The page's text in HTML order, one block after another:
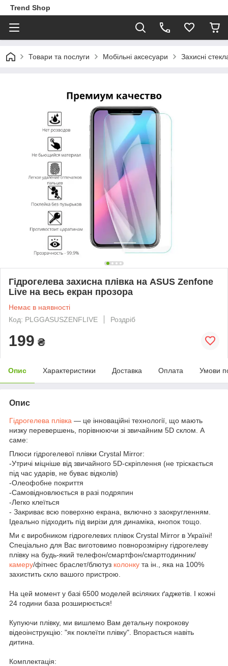
Trend Shop
Товари та послуги Мобільні аксесуари Захисні
Гідрогелева захисна плівка на ASUS Zenfone
Live на весь екран прозора
Немає в наявності
Код: PLGGASUSZENFLIVE
Роздріб
199 ₴
Опис Характеристики Доставка Оплата Умови
Опис
Гідрогелева плівка — це інноваційні технології, що мають
низку перевершень, порівнюючи зі звичайним 5D склом. А
саме:
Плюси гідрогелевої плівки Crystal Mirror:
-Утричі міцніше від звичайного 5D-скріплення (не тріскається
під час ударів, не буває відколів)
-Олеофобне покриття
-Самовідновлюється в разі подряпин
-Легко клеїться
- Закриває всю поверхню екрана, включно з заокругленням.
Ідеально підходить під вирізи для динаміка, кнопок тощо.
Ми є виробником гідрогелевих плівок Crystal Mirror в Україні!
Спеціально для Вас виготовимо повнорозмірну гідрогелеву
плівку на будь-який телефон/смартфон/смартгодинник/
камеру/фітнес браслет/блютуз колонку та ін., яка на 100%
захистить скло вашого пристрою.
На цей момент у базі 6500 моделей всіляких ґаджетів. І кожні
24 години база розширюється!
Купуючи плівку, ми вишлемо Вам детальну покрокову
відеоінструкцію: "як поклеїти плівку". Впорається навіть
дитина.
Комплектація: